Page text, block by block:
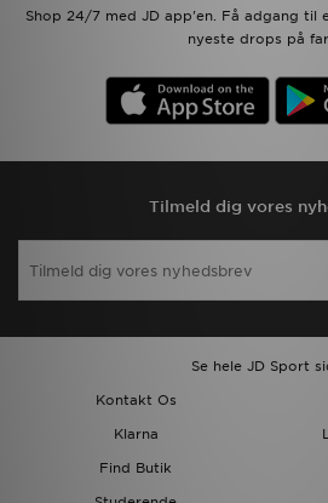
Shop 24/7 med JD app'en. Få adgang til
nyeste drops på
Tilmeld dig vores
Se hele JD Sport
Kontakt Os
Klarna
Find Butik